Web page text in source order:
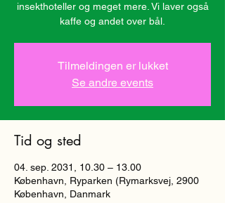
insekthoteller og meget mere. Vi laver også
kaffe og andet over bål.
Tilmeldingen er lukket
Se andre events
Tid og sted
04. sep. 2031, 10.30 – 13.00
København, Ryparken (Rymarksvej, 2900
København, Danmark